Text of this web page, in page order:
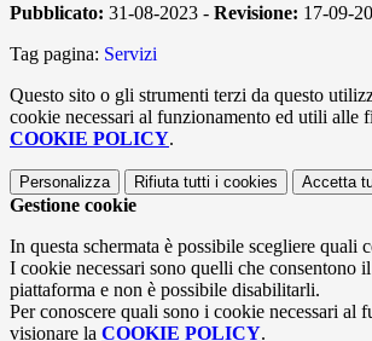
Pubblicato: 31-08-2023 - Revisione: 17-09-
Tag pagina: Servizi
Questo sito o gli strumenti terzi da questo
cookie necessari al funzionamento ed utili alle
COOKIE POLICY.
Personalizza Rifiuta tutti i cookies Accetta
Gestione cookie
In questa schermata è possibile scegliere quali
I cookie necessari sono quelli che consentono
piattaforma e non è possibile disabilitarli.
Per conoscere quali sono i cookie necessari al
visionare la COOKIE POLICY.